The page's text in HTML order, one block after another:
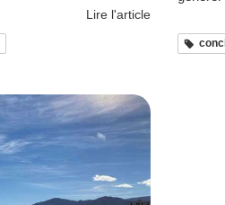
Lire l'article